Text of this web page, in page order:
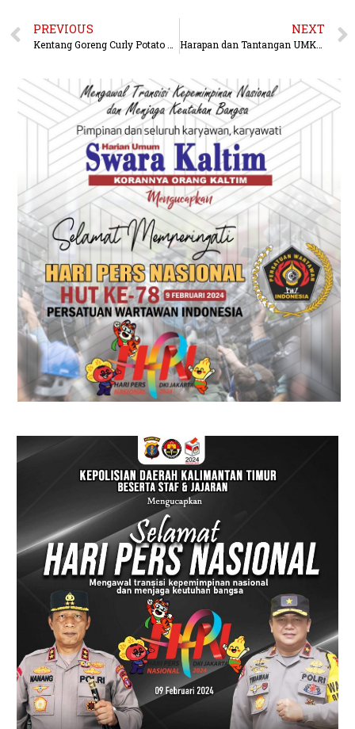
PREVIOUS NEXT
Harapan dan Tantangan UMKM Kuliner dalam Menghadapi Persaingan Bisnis Besar